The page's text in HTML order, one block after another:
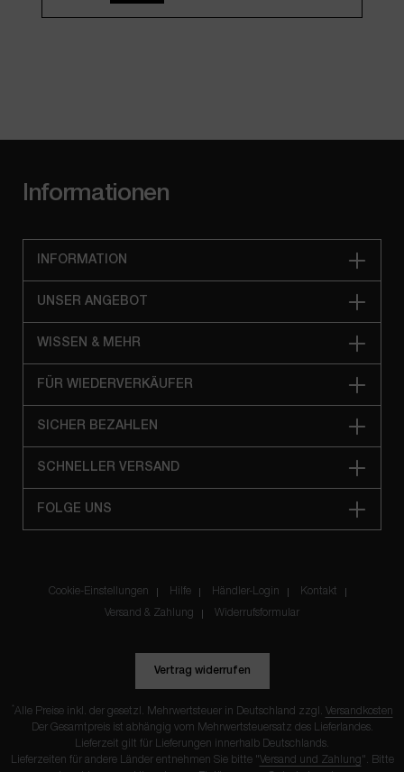
Informationen
INFORMATION
UNSER ANGEBOT
WISSEN & MEHR
FÜR WIEDERVERKÄUFER
SICHER BEZAHLEN
SCHNELLER VERSAND
FOLGE UNS
Cookie-Einstellungen Hilfe Händler-Login Kontakt
Versand & Zahlung Widerrufsformular
Vertrag widerrufen
Alle Preise inkl. der gesetzl. Mehrwertsteuer in Deutschland zzgl. Versandkosten
Der Gesamtpreis ist abhängig vom Mehrwertsteuersatz des Lieferlandes.
Lieferzeit gilt für Lieferungen innerhalb Deutschlands.
Lieferzeiten für andere Länder entnehmen Sie bitte "Versand und Zahlung ". Bitte